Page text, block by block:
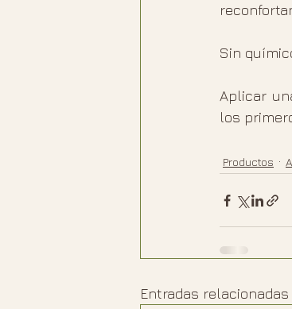
Sin
Aplicar
los
Productos
Entradas relacionadas